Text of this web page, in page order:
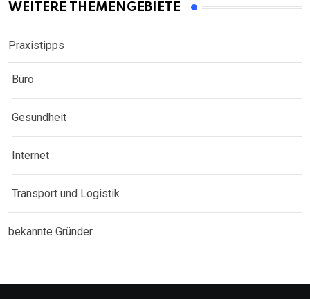
WEITERE THEMENGEBIETE
Praxistipps
Büro
Gesundheit
Internet
Transport und Logistik
bekannte Gründer